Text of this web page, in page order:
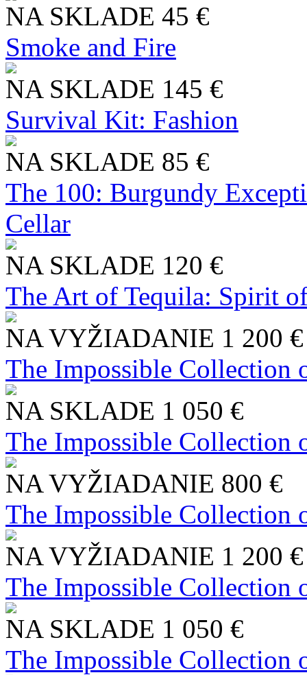
NA SKLADE 45 €
Smoke and Fire
NA SKLADE 145 €
Survival Kit: Fashion
NA SKLADE 85 €
The 100: Burgundy
Cellar
NA SKLADE 120 €
The Art of Tequila: Spirit
NA VYŽIADANIE 1 200 €
The Impossible Collection
NA SKLADE 1 050 €
The Impossible Collection
NA VYŽIADANIE 800 €
The Impossible Collection
NA VYŽIADANIE 1 200 €
The Impossible Collection
NA SKLADE 1 050 €
The Impossible Collection